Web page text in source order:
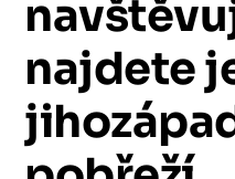
najdete